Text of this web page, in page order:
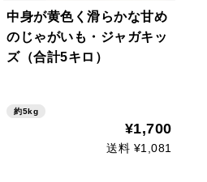
中身が黄色く滑らかな甘め
のじゃがいも・ジャガキッ
ズ（合計5キロ）
約5kg
¥1,700
送料 ¥1,081